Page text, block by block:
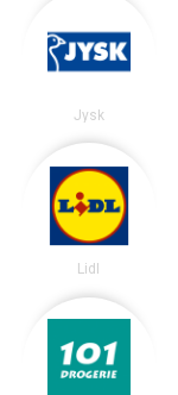
Jysk
Lidl